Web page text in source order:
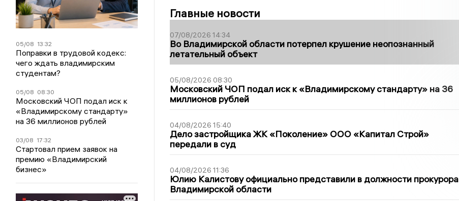
05/08 13:32
Поправки в трудовой кодекс:
чего ждать владимирским
студентам?
05/08 08:30
Московский ЧОП подал иск к
«Владимирскому стандарту»
на 36 миллионов рублей
03/08 17:32
Стартовал прием заявок на
премию «Владимирский
бизнес»
Главные новости
07/08/2026 14:34
Во Владимирской области потерпел крушение неопознанный
летательный объект
05/08/2026 08:30
Московский ЧОП подал иск к «Владимирскому стандарту» на 36
миллионов рублей
04/08/2026 15:40
Дело застройщика ЖК «Поколение» ООО «Капитал Строй»
передали в суд
04/08/2026 11:36
Юлию Калистову официально представили в должности прокурора
Владимирской области